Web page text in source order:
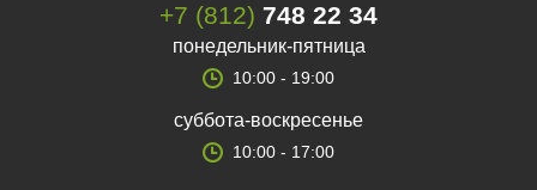
+7 (812) 748 22 34
понедельник-пятница
10:00 - 19:00
суббота-воскресенье
10:00 - 17:00